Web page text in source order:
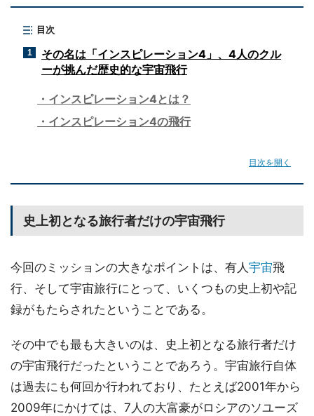
目次
1
その名は「インスピレーション4」、4人のクル
ーが挑んだ歴史的な宇宙飛行
インスピレーション4とは？
インスピレーション4の飛行
目次を開く
史上初となる旅行者だけの宇宙飛行
今回のミッションの大きなポイントは、有人宇宙飛
行、そして宇宙旅行にとって、いくつもの史上初や記
録がもたらされたということである。
その中でも最も大きいのは、史上初となる旅行者だけ
の宇宙飛行だったということであろう。宇宙旅行自体
は過去にも何回か行われており、たとえば2001年から
2009年にかけては、7人の大富豪がロシアのソユーズ